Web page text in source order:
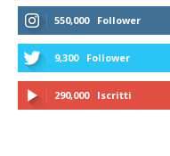
550,000 Follower
9,300 Follower
290,000 Iscritti